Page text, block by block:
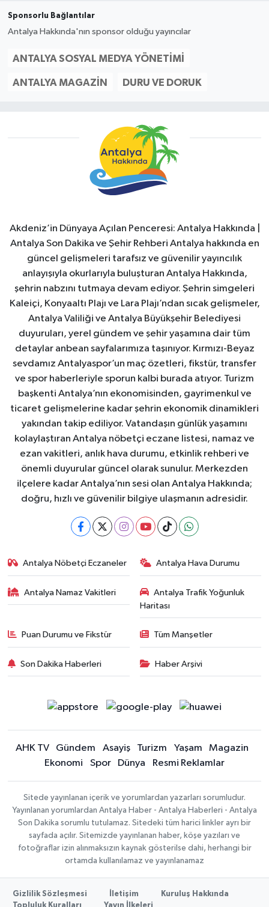
Sponsorlu Bağlantılar
Antalya Hakkında'nın sponsor olduğu yayıncılar
ANTALYA SOSYAL MEDYA YÖNETIMI
ANTALYA MAGAZIN DURU VE DORUK
Akdeniz’in Dünyaya Açılan Penceresi: Antalya Hakkında |
Antalya Son Dakika ve Şehir Rehberi Antalya hakkında en
güncel gelişmeleri tarafsız ve güvenilir yayıncılık
anlayışıyla okurlarıyla buluşturan Antalya Hakkında,
şehrin nabzını tutmaya devam ediyor. Şehrin simgeleri
Kaleiçi, Konyaaltı Plajı ve Lara Plajı’ndan sıcak gelişmeler,
Antalya Valiliği ve Antalya Büyükşehir Belediyesi
duyuruları, yerel gündem ve şehir yaşamına dair tüm
detaylar anbean sayfalarımıza taşınıyor. Kırmızı-Beyaz
sevdamız Antalyaspor’un maç özetleri, fikstür, transfer
ve spor haberleriyle sporun kalbi burada atıyor. Turizm
başkenti Antalya’nın ekonomisinden, gayrimenkul ve
ticaret gelişmelerine kadar şehrin ekonomik dinamikleri
yakından takip ediliyor. Vatandaşın günlük yaşamını
kolaylaştıran Antalya nöbetçi eczane listesi, namaz ve
ezan vakitleri, anlık hava durumu, etkinlik rehberi ve
önemli duyurular güncel olarak sunulur. Merkezden
ilçelere kadar Antalya’nın sesi olan Antalya Hakkında;
doğru, hızlı ve güvenilir bilgiye ulaşmanın adresidir.
Antalya Nöbetçi Eczaneler Antalya Hava Durumu
Antalya Namaz Vakitleri
Antalya Trafik Yoğunluk
Haritası
Puan Durumu ve Fikstür Tüm Manşetler
Son Dakika Haberleri Haber Arşivi
AHK TV Gündem Asayiş Turizm Yaşam
Magazin
Ekonomi
Spor Dünya Resmi Reklamlar
Sitede yayınlanan içerik ve yorumlardan yazarları sorumludur.
Yayınlanan yorumlardan Antalya Haber - Antalya Haberleri - Antalya
Son Dakika sorumlu tutulamaz. Sitedeki tüm harici linkler ayrı bir
sayfada açılır. Sitemizde yayınlanan haber, köşe yazıları ve
fotoğraflar izin alınmaksızın kaynak gösterilse dahi, herhangi bir
ortamda kullanılamaz ve yayınlanamaz
Gizlilik Sözleşmesi İletişim
Kuruluş Hakkında